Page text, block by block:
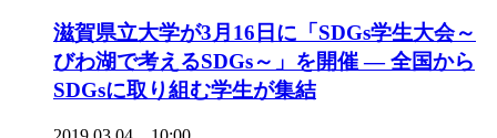
滋賀県立大学が3月16日に「SDGs学生大会～
びわ湖で考えるSDGs～」を開催 — 全国から
SDGsに取り組む学生が集結